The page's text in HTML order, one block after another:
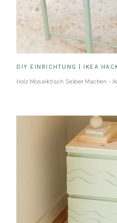
DIY EINRICHTUNG IKEA
Holz Mosaiktisch Selber Machen –